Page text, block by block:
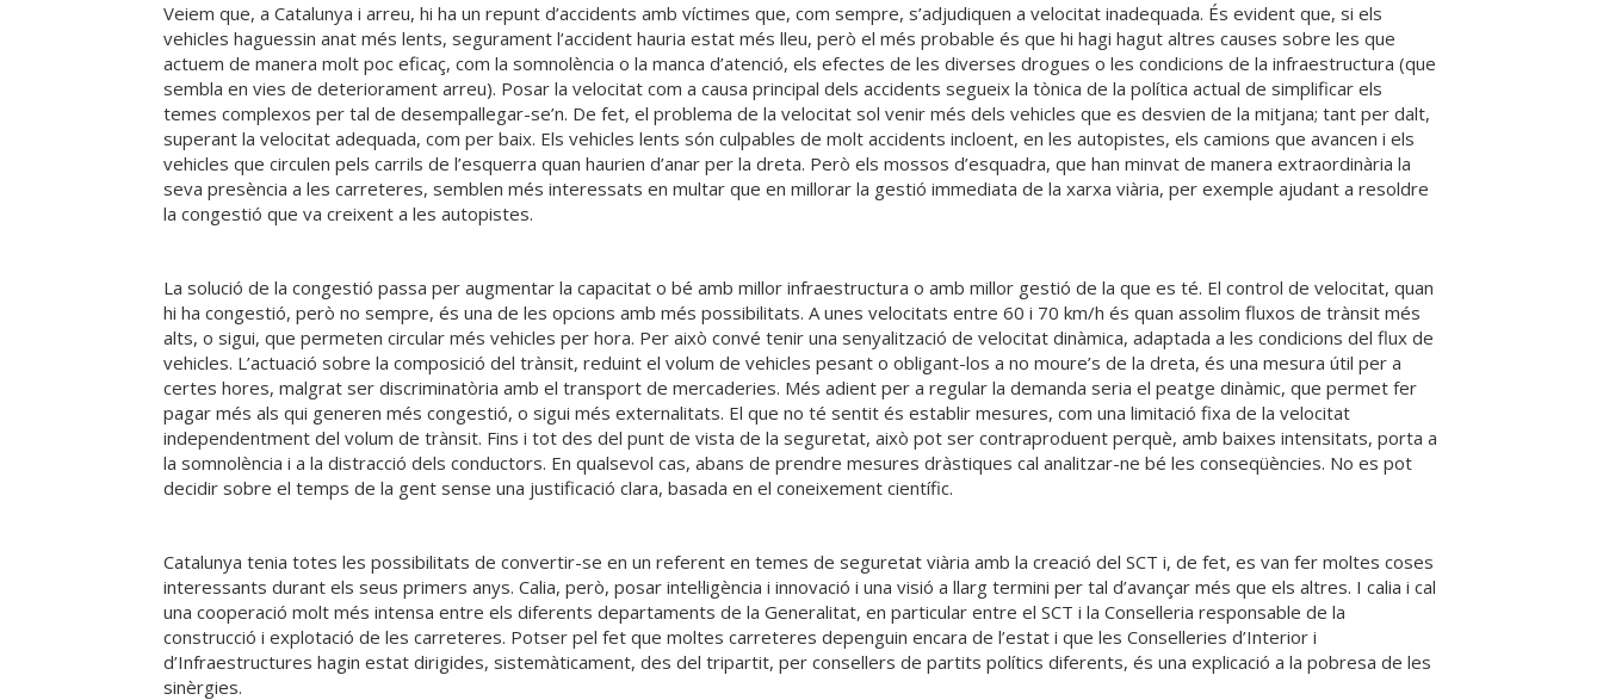
Veiem que, a Catalunya i arreu, hi ha un repunt d’accidents amb víctimes que, com sempre, s’adjudiquen a velocitat inadequada. És evident que, si els
vehicles haguessin anat més lents, segurament l’accident hauria estat més lleu, però el més probable és que hi hagi hagut altres causes sobre les que
actuem de manera molt poc eficaç, com la somnolència o la manca d’atenció, els efectes de les diverses drogues o les condicions de la infraestructura (que
sembla en vies de deteriorament arreu). Posar la velocitat com a causa principal dels accidents segueix la tònica de la política actual de simplificar els
temes complexos per tal de desempallegar-se’n. De fet, el problema de la velocitat sol venir més dels vehicles que es desvien de la mitjana; tant per dalt,
superant la velocitat adequada, com per baix. Els vehicles lents són culpables de molt accidents incloent, en les autopistes, els camions que avancen i els
vehicles que circulen pels carrils de l’esquerra quan haurien d’anar per la dreta. Però els mossos d’esquadra, que han minvat de manera extraordinària la
seva presència a les carreteres, semblen més interessats en multar que en millorar la gestió immediata de la xarxa viària, per exemple ajudant a resoldre
la congestió que va creixent a les autopistes.
La solució de la congestió passa per augmentar la capacitat o bé amb millor infraestructura o amb millor gestió de la que es té. El control de velocitat, quan
hi ha congestió, però no sempre, és una de les opcions amb més possibilitats. A unes velocitats entre 60 i 70 km/h és quan assolim fluxos de trànsit més
alts, o sigui, que permeten circular més vehicles per hora. Per això convé tenir una senyalització de velocitat dinàmica, adaptada a les condicions del flux de
vehicles. L’actuació sobre la composició del trànsit, reduint el volum de vehicles pesant o obligant-los a no moure’s de la dreta, és una mesura útil per a
certes hores, malgrat ser discriminatòria amb el transport de mercaderies. Més adient per a regular la demanda seria el peatge dinàmic, que permet fer
pagar més als qui generen més congestió, o sigui més externalitats. El que no té sentit és establir mesures, com una limitació fixa de la velocitat
independentment del volum de trànsit. Fins i tot des del punt de vista de la seguretat, això pot ser contraproduent perquè, amb baixes intensitats, porta a
la somnolència i a la distracció dels conductors. En qualsevol cas, abans de prendre mesures dràstiques cal analitzar-ne bé les conseqüències. No es pot
decidir sobre el temps de la gent sense una justificació clara, basada en el coneixement científic.
Catalunya tenia totes les possibilitats de convertir-se en un referent en temes de seguretat viària amb la creació del SCT i, de fet, es van fer moltes coses
interessants durant els seus primers anys. Calia, però, posar intel·ligència i innovació i una visió a llarg termini per tal d’avançar més que els altres. I calia i cal
una cooperació molt més intensa entre els diferents departaments de la Generalitat, en particular entre el SCT i la Conselleria responsable de la
construcció i explotació de les carreteres. Potser pel fet que moltes carreteres depenguin encara de l’estat i que les Conselleries d’Interior i
d’Infraestructures hagin estat dirigides, sistemàticament, des del tripartit, per consellers de partits polítics diferents, és una explicació a la pobresa de les
sinèrgies.